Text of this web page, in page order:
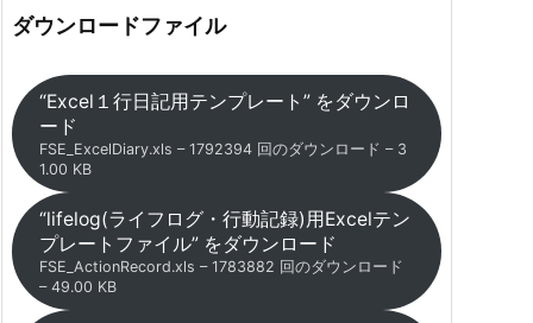
ダウンロードファイル
“Excel１行日記用テンプレート” をダウンロ
ード
FSE_ExcelDiary.xls – 1792394 回のダウンロード – 3
1.00 KB
“lifelog(ライフログ・行動記録)用Excelテン
プレートファイル” をダウンロード
FSE_ActionRecord.xls – 1783882 回のダウンロード
– 49.00 KB